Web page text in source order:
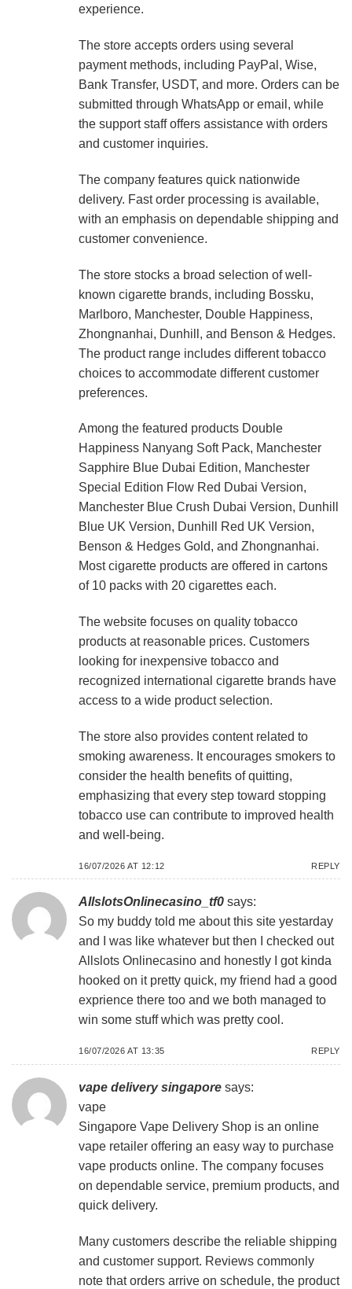
experience.
The store accepts orders using several
payment methods, including PayPal, Wise,
Bank Transfer, USDT, and more. Orders can be
submitted through WhatsApp or email, while
the support staff offers assistance with orders
and customer inquiries.
The company features quick nationwide
delivery. Fast order processing is available,
with an emphasis on dependable shipping and
customer convenience.
The store stocks a broad selection of well-
known cigarette brands, including Bossku,
Marlboro, Manchester, Double Happiness,
Zhongnanhai, Dunhill, and Benson & Hedges.
The product range includes different tobacco
choices to accommodate different customer
preferences.
Among the featured products Double
Happiness Nanyang Soft Pack, Manchester
Sapphire Blue Dubai Edition, Manchester
Special Edition Flow Red Dubai Version,
Manchester Blue Crush Dubai Version, Dunhill
Blue UK Version, Dunhill Red UK Version,
Benson & Hedges Gold, and Zhongnanhai.
Most cigarette products are offered in cartons
of 10 packs with 20 cigarettes each.
The website focuses on quality tobacco
products at reasonable prices. Customers
looking for inexpensive tobacco and
recognized international cigarette brands have
access to a wide product selection.
The store also provides content related to
smoking awareness. It encourages smokers to
consider the health benefits of quitting,
emphasizing that every step toward stopping
tobacco use can contribute to improved health
and well-being.
16/07/2026 AT 12:12 REPLY
AllslotsOnlinecasino_tf0 says:
So my buddy told me about this site yestarday
and I was like whatever but then I checked out
Allslots Onlinecasino and honestly I got kinda
hooked on it pretty quick, my friend had a good
exprience there too and we both managed to
win some stuff which was pretty cool.
16/07/2026 AT 13:35 REPLY
vape delivery singapore says:
vape
Singapore Vape Delivery Shop is an online
vape retailer offering an easy way to purchase
vape products online. The company focuses
on dependable service, premium products, and
quick delivery.
Many customers describe the reliable shipping
and customer support. Reviews commonly
note that orders arrive on schedule, the product